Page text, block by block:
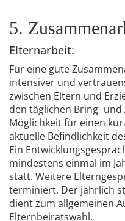
5.
Elternarbeit:
Für eine gute
intensiver und
zwischen Eltern und
den täglichen Bring-
Möglichkeit für einen
aktuelle Befindlichkeit
Ein
mindestens einmal im
statt. Weitere
terminiert. Der jährlich
dient zum allgemeinen
Elternbeiratswahl.